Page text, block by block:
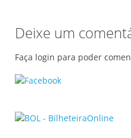
Deixe um
Faça login para poder